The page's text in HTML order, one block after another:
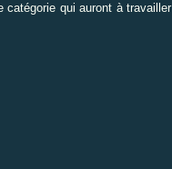
qui auront à